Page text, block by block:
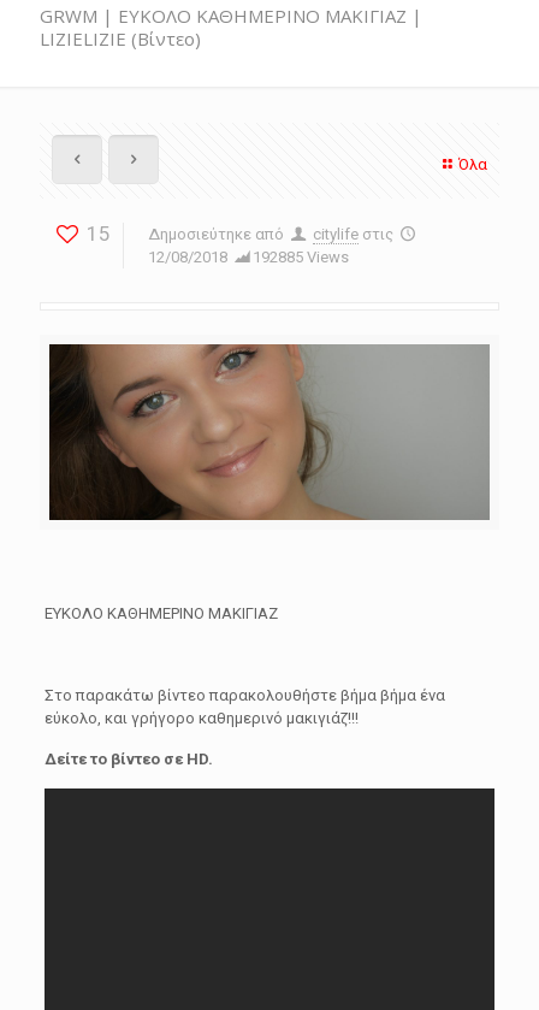
GRWM | ΕΥΚΟΛΟ ΚΑΘΗΜΕΡΙΝΟ ΜΑΚΙΓΙΑΖ |
LIZIELIZIE (Βίντεο)
Όλα
15 Δημοσιεύτηκε από citylife στις
12/08/2018
192885 Views
ΕΥΚΟΛΟ ΚΑΘΗΜΕΡΙΝΟ ΜΑΚΙΓΙΑΖ
Στο παρακάτω βίντεο παρακολουθήστε βήμα βήμα ένα
εύκολο, και γρήγορο καθημερινό μακιγιάζ!!!
Δείτε το βίντεο σε HD.